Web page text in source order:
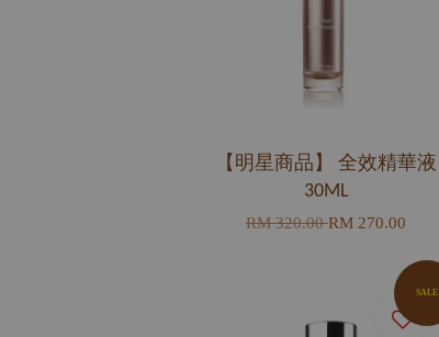
【明星商品】 全效精華液
30ML
RM 320.00RM 270.00
SALE